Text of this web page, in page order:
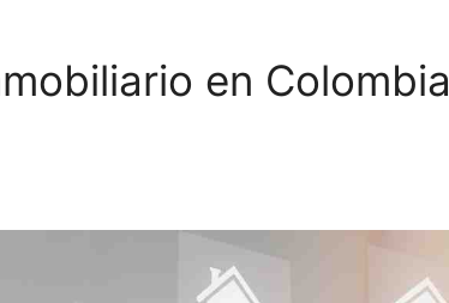
en Colombia